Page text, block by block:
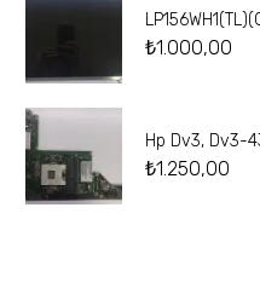
₺1.000,00
Hp Dv3, Dv3-
₺1.250,00